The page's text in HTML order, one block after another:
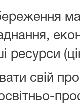
ресурси
свій